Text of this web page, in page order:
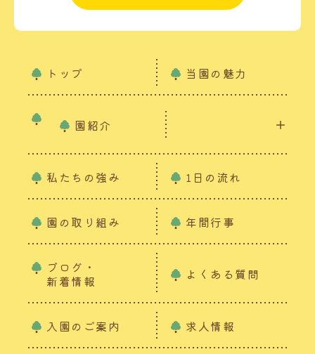
トップ 当園の魅力
園紹介
私たちの強み 1日の流れ
園の取り組み 年間行事
ブログ・
新着情報
よくある質問
入園のご案内 求人情報